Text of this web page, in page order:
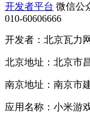
开发者平台 微信公
010-60606666
开发者：北京瓦力
北京地址：北京市
南京地址：南京市
应用名称：小米游